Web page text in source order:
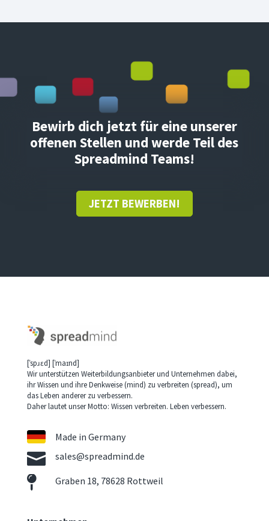
Bewirb dich jetzt für eine unserer
offenen Stellen und werde Teil des
Spreadmind Teams!
JETZT BEWERBEN!
[ˈspɹɛd] [ˈmaɪnd]
Wir unterstützen Weiterbildungsanbieter und Unternehmen dabei,
ihr Wissen und ihre Denkweise (mind) zu verbreiten (spread), um
das Leben anderer zu verbessern.
Daher lautet unser Motto: Wissen verbreiten. Leben verbessern.
Made in Germany
 sales@spreadmind.de
 Graben 18, 78628 Rottweil